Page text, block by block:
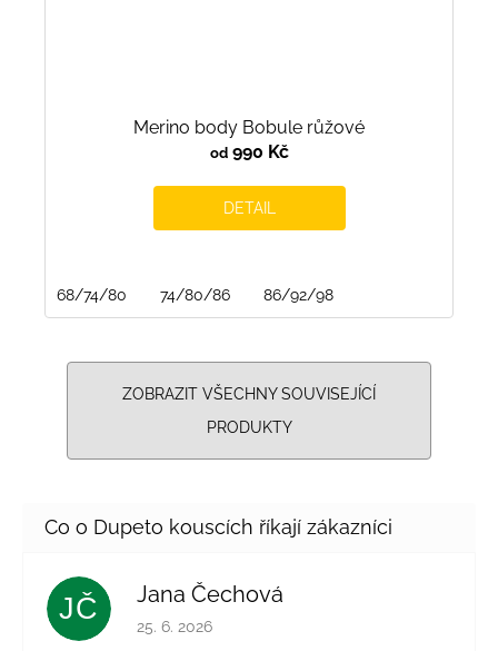
Merino body Bobule růžové
od990 Kč
DETAIL
68/74/80 74/80/86 86/92/98
ZOBRAZIT VŠECHNY SOUVISEJÍCÍ
PRODUKTY
JČ Jana Čechová
Hodnocení obchodu je 5 z 5 hvězdiček.
25. 6. 2026